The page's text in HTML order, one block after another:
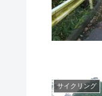
サイクリング